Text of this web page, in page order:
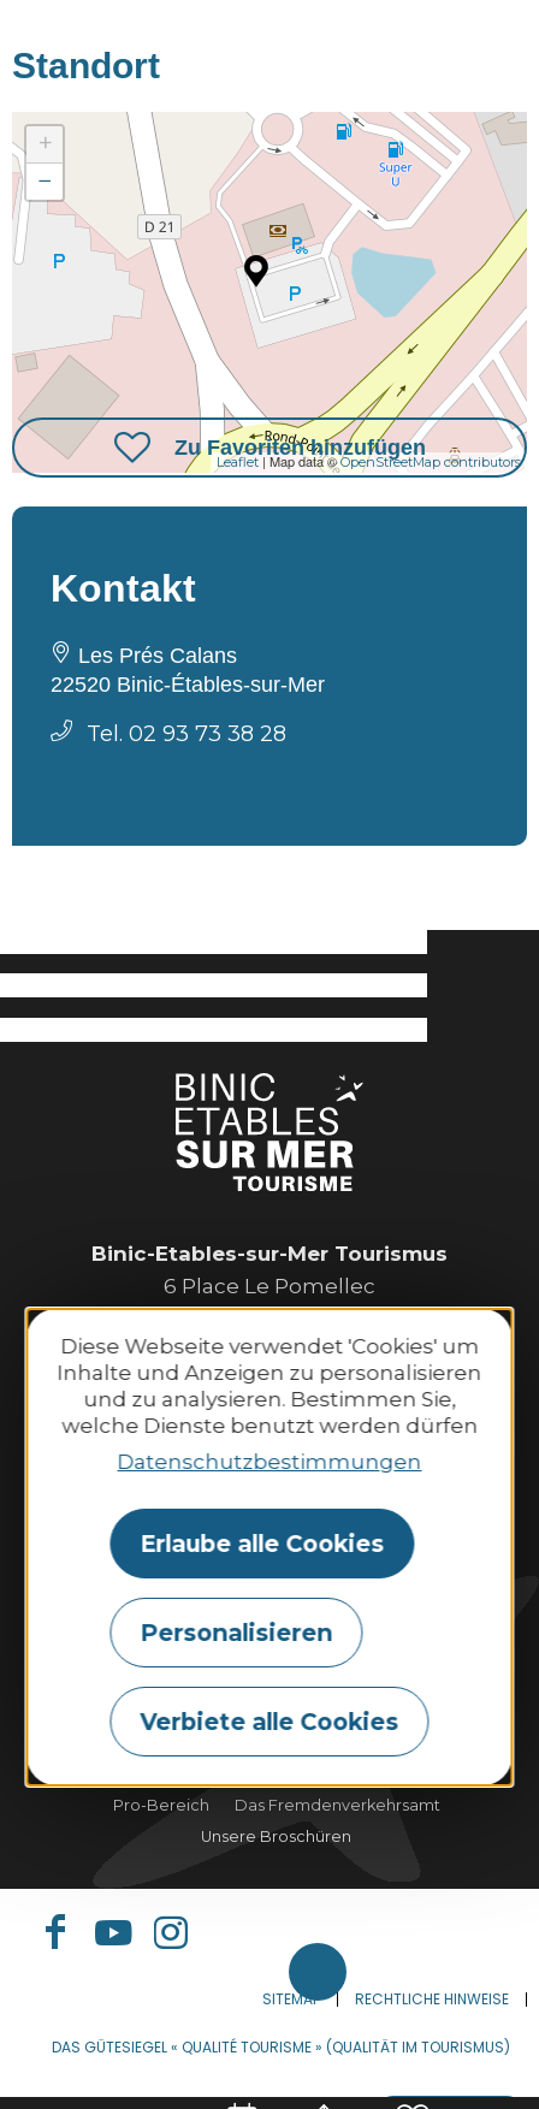
Diese Webseite verwendet 'Cookies' um
Inhalte und Anzeigen zu personalisieren
und zu analysieren. Bestimmen Sie,
welche Dienste benutzt werden dürfen
Datenschutzbestimmungen
Erlaube alle Cookies
Personalisieren
Verbiete alle Cookies
Standort
+
−
Leaflet| Map data ©OpenStreetMap contributors
Zu Favoriten hinzufügen
Kontakt
Les Prés Calans
22520 Binic-Étables-sur-Mer
Tel. 02 93 73 38 28
Binic-Etables-sur-Mer Tourismus
6 Place Le Pomellec
Tel. 02 96 73 60 12
Öffnungszeiten:
Montag bis Samstag:
9:30–13:00 Uhr und 14:00–18:30 Uhr.
10:00–13:00 Uhr und 14:00–18:00 Uhr.
Kontaktieren Sie uns
Gezeiten Wetter Webcam
Pro-Bereich
Das Fremdenverkehrsamt
Unsere Broschüren
SITEMAP RECHTLICHE HINWEISE
DAS GÜTESIEGEL « QUALITÉ TOURISME » (QUALITÄT IM TOURISMUS)